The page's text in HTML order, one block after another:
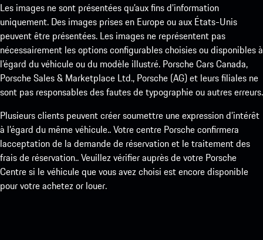
Les images ne sont présentées qu’aux fins d’information
uniquement. Des images prises en Europe ou aux États-Unis
peuvent être présentées. Les images ne représentent pas
nécessairement les options configurables choisies ou disponibles à
l’égard du véhicule ou du modèle illustré. Porsche Cars Canada,
Porsche Sales & Marketplace Ltd., Porsche (AG) et leurs filiales ne
sont pas responsables des fautes de typographie ou autres erreurs.
Plusieurs clients peuvent créer soumettre une expression d’intérêt
à l’égard du même véhicule.. Votre centre Porsche confirmera
lacceptation de la demande de réservation et le traitement des
frais de réservation.. Veuillez vérifier auprès de votre Porsche
Centre si le véhicule que vous avez choisi est encore disponible
pour votre achetez or louer.